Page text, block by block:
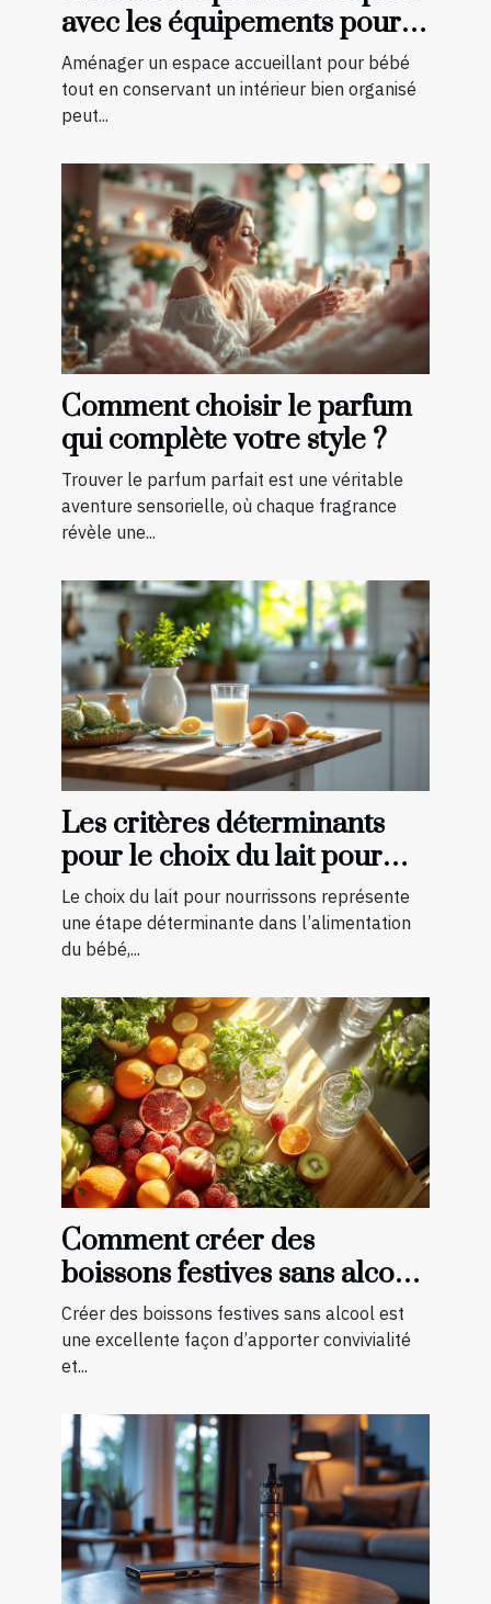
avec les équipements pour
bébé?
Aménager un espace accueillant pour bébé
tout en conservant un intérieur bien organisé
peut...
Comment choisir le parfum
qui complète votre style ?
Trouver le parfum parfait est une véritable
aventure sensorielle, où chaque fragrance
révèle une...
Les critères déterminants
pour le choix du lait pour
nourrissons
Le choix du lait pour nourrissons représente
une étape déterminante dans l’alimentation
du bébé,...
Comment créer des
boissons festives sans alcool
pour toutes les saisons
Créer des boissons festives sans alcool est
une excellente façon d’apporter convivialité
et...